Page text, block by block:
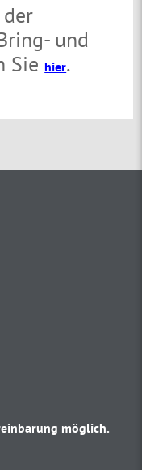
und
Siehier.
möglich.